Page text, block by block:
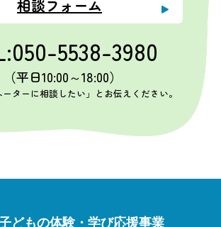
相談フォーム
5538-3980
（平日10:00～18:00）
ーターに相談したい」とお伝えください。
どもの体験・学び応援事業